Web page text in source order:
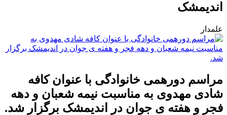
اندیمشک
علمدار
مراسم دورهمی خانوادگی با عنوان کافه
شادی مهدوی به مناسبت نیمه شعبان و دهه
فجر و هفته ی جوان در اندیمشک برگزار شد.